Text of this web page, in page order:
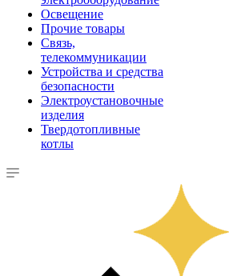
Освещение
Прочие товары
Связь,
телекоммуникации
Устройства и средства
безопасности
Электроустановочные
изделия
Твердотопливные
котлы